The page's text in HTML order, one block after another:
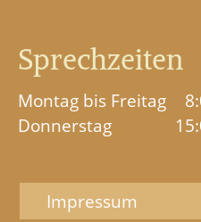
Sprechzeiten
Montag bis Freitag
Donnerstag
Impressum